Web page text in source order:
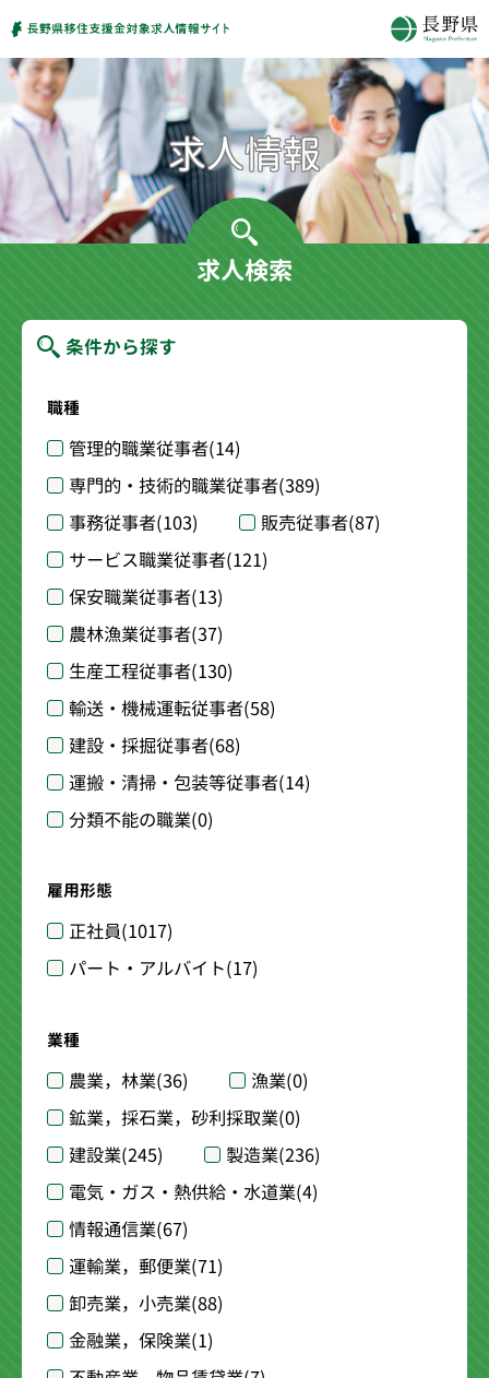
求人検索
条件から探す
職種
管理的職業従事者(14)
専門的・技術的職業従事者(389)
事務従事者(103) 販売従事者(87)
サービス職業従事者(121)
保安職業従事者(13)
農林漁業従事者(37)
生産工程従事者(130)
輸送・機械運転従事者(58)
建設・採掘従事者(68)
運搬・清掃・包装等従事者(14)
分類不能の職業(0)
雇用形態
正社員(1017)
パート・アルバイト(17)
業種
農業，林業(36) 漁業(0)
鉱業，採石業，砂利採取業(0)
建設業(245) 製造業(236)
電気・ガス・熱供給・水道業(4)
情報通信業(67)
運輸業，郵便業(71)
卸売業，小売業(88)
金融業，保険業(1)